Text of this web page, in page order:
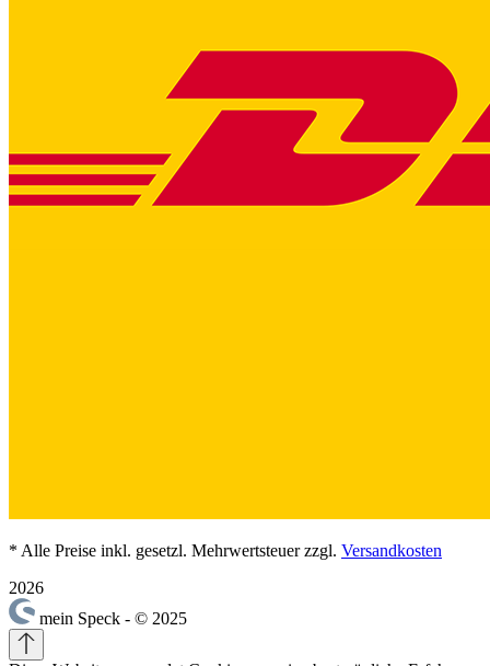
* Alle Preise inkl. gesetzl. Mehrwertsteuer zzgl. Versandkosten
2026
mein Speck - © 2025